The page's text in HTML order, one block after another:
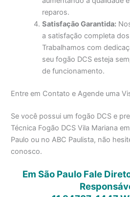
reparos.
Satisfação Garantida:
a satisfação completa
Trabalhamos com
seu fogão DCS esteja
de funcionamento.
Entre em Contato e Agende uma
Se você possui um fogão DCS e
Técnica Fogão DCS Vila Mariana
Paulo ou no ABC Paulista, não
conosco.
Em São Paulo Fale